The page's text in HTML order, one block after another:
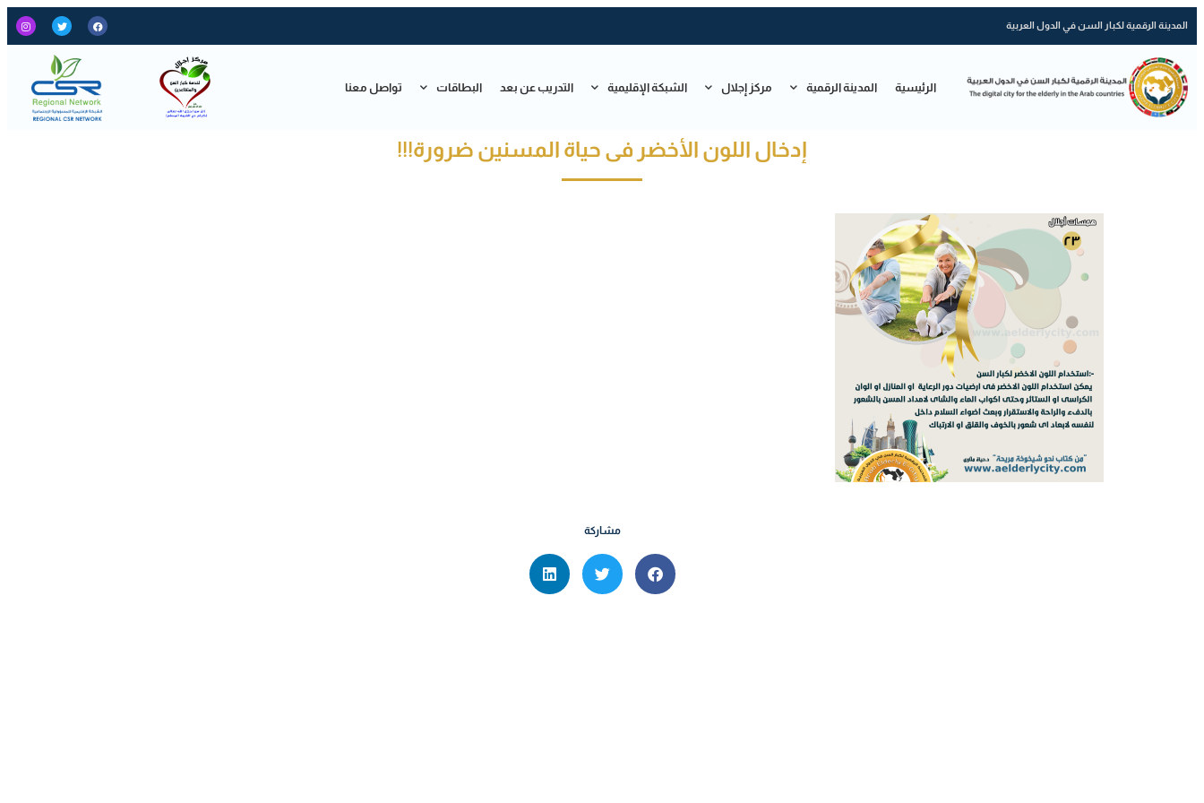
المدينة الرقمية لكبار السن في الدول العربية
الرئيسية المدينة الرقمية مركز إجلال الشبكة الإقليمية التدريب عن بعد البطاقات تواصل معنا
إدخال اللون الأخضر فى حياة المسنين ضرورة!!!
مشاركة